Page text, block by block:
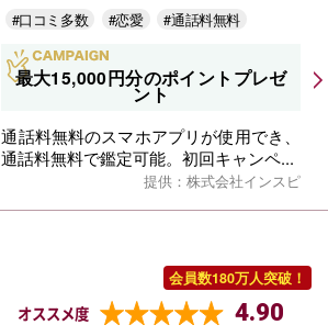
#口コミ多数 #恋愛 #通話料無料
最大15,000円分のポイントプレゼ
ント
通話料無料のスマホアプリが使用でき、
通話料無料で鑑定可能。初回キャンペ...
提供：株式会社インスピ
会員数180万人突破！
オススメ度 4.90